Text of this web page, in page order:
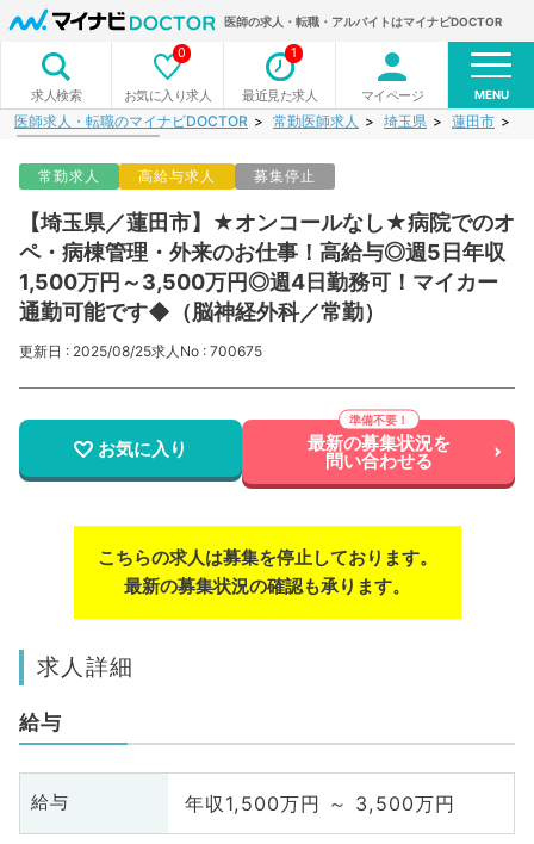
医師の求人・転職・アルバイトはマイナビDOCTOR
求人検索 お気に入り求人
0
最近見た求人
1
マイページ MENU
医師求人・転職のマイナビDOCTOR 常勤医師求人 埼玉県 蓮田市
常勤求人 高給与求人 募集停止
【埼玉県／蓮田市】★オンコールなし★病院でのオ
ペ・病棟管理・外来のお仕事！高給与◎週5日年収
1,500万円～3,500万円◎週4日勤務可！マイカー
通勤可能です◆（脳神経外科／常勤）
更新日 : 2025/08/25求人No : 700675
お気に入り 最新の募集状況を
問い合わせる
こちらの求人は募集を停止しております。
最新の募集状況の確認も承ります。
求人詳細
給与
給与 年収1,500万円 ～ 3,500万円